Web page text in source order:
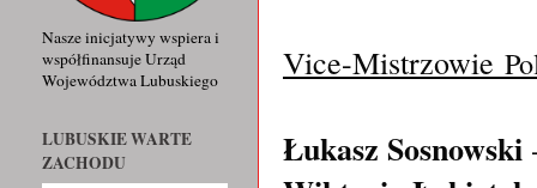
Vice-Mistrzowie
Łukasz Sosnowski
Nasze inicjatywy wspiera i
współfinansuje Urząd
Województwa Lubuskiego
LUBUSKIE WARTE
ZACHODU